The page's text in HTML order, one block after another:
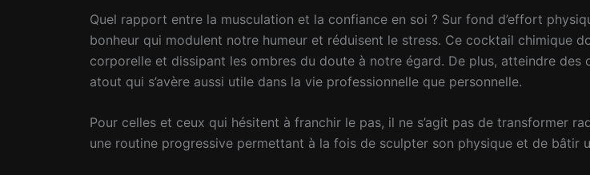
Quel rapport entre la musculation et la confiance en soi ? Sur fond d’effort
bonheur qui modulent notre humeur et réduisent le stress. Ce cocktail chimique
corporelle et dissipant les ombres du doute à notre égard. De plus, atteindre
atout qui s’avère aussi utile dans la vie professionnelle que personnelle.
Pour celles et ceux qui hésitent à franchir le pas, il ne s’agit pas de transformer
une routine progressive permettant à la fois de sculpter son physique et de bâtir